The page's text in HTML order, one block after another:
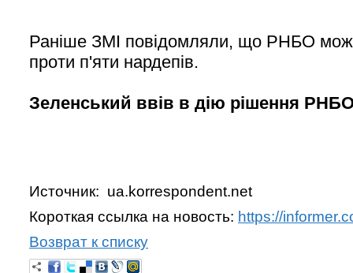
Раніше ЗМІ повідомляли, що РНБО може
проти п'яти нардепів.
Зеленський ввів в дію рішення
Источник: ua.korrespondent.net
Короткая ссылка на новость: https://
Возврат к списку